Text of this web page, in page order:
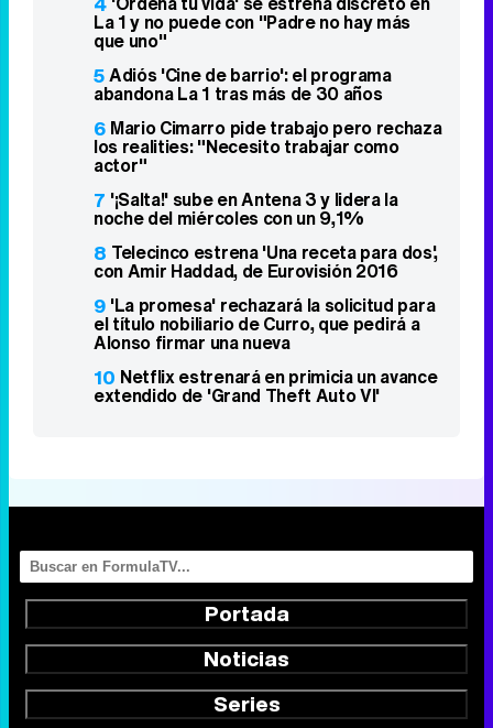
La 1 y no puede con "Padre no hay más
que uno"
5Adiós 'Cine de barrio': el programa
abandona La 1 tras más de 30 años
6 Mario Cimarro pide trabajo pero rechaza
los realities: "Necesito trabajar como
actor"
7 '¡Salta!' sube en Antena 3 y lidera la
noche del miércoles con un 9,1%
8 Telecinco estrena 'Una receta para dos',
con Amir Haddad, de Eurovisión 2016
9 'La promesa' rechazará la solicitud para
el título nobiliario de Curro, que pedirá a
Alonso firmar una nueva
10 Netflix estrenará en primicia un avance
extendido de 'Grand Theft Auto VI'
Portada
Noticias
Series